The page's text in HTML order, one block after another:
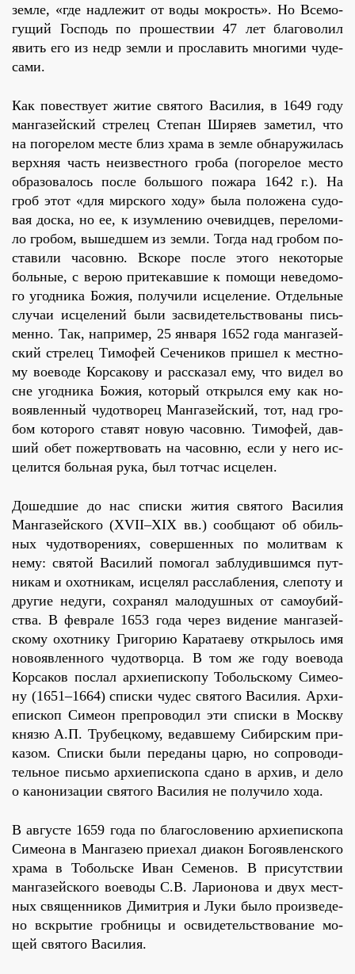
зем­ле, «где над­ле­жит от во­ды мок­рость». Но Все­мо­
гу­щий Гос­подь по про­ше­ствии 47 лет бла­го­во­лил
явить его из недр зем­ли и про­сла­вить мно­ги­ми чу­де­
са­ми.
Как по­вест­ву­ет жи­тие свя­то­го Ва­си­лия, в 1649 го­ду
ман­га­зей­ский стре­лец Сте­пан Ши­ря­ев за­ме­тил, что
на по­го­ре­лом ме­сте близ хра­ма в зем­ле об­на­ру­жи­лась
верх­няя часть неиз­вест­но­го гро­ба (по­го­ре­лое ме­сто
об­ра­зо­ва­лось по­сле боль­шо­го по­жа­ра 1642 г.). На
гроб этот «для мир­ско­го хо­ду» бы­ла по­ло­же­на су­до­
вая дос­ка, но ее, к изум­ле­нию оче­вид­цев, пе­ре­ло­ми­
ло гро­бом, вы­шед­шем из зем­ли. То­гда над гро­бом по­
ста­ви­ли ча­сов­ню. Вско­ре по­сле это­го неко­то­рые
боль­ные, с ве­рою при­те­кав­шие к по­мо­щи неве­до­мо­
го угод­ни­ка Бо­жия, по­лу­чи­ли ис­це­ле­ние. От­дель­ные
слу­чаи ис­це­ле­ний бы­ли за­сви­де­тель­ство­ва­ны пись­
мен­но. Так, на­при­мер, 25 ян­ва­ря 1652 го­да ман­га­зей­
ский стре­лец Ти­мо­фей Се­че­ни­ков при­шел к мест­но­
му во­е­во­де Кор­са­ко­ву и рас­ска­зал ему, что ви­дел во
сне угод­ни­ка Бо­жия, ко­то­рый от­крыл­ся ему как но­
во­яв­лен­ный чу­до­тво­рец Ман­га­зей­ский, тот, над гро­
бом ко­то­ро­го ста­вят но­вую ча­сов­ню. Ти­мо­фей, дав­
ший обет по­жерт­во­вать на ча­сов­ню, ес­ли у него ис­
це­лит­ся боль­ная ру­ка, был тот­час ис­це­лен.
До­шед­шие до нас спис­ки жи­тия свя­то­го Ва­си­лия
Ман­га­зей­ско­го (XVII–XIX вв.) со­об­ща­ют об обиль­
ных чу­до­тво­ре­ни­ях, со­вер­шен­ных по мо­лит­вам к
нему: свя­той Ва­си­лий по­мо­гал за­блу­див­шим­ся пут­
ни­кам и охот­ни­кам, ис­це­лял рас­слаб­ле­ния, сле­по­ту и
дру­гие неду­ги, со­хра­нял ма­ло­душ­ных от са­мо­убий­
ства. В фев­ра­ле 1653 го­да через ви­де­ние ман­га­зей­
ско­му охот­ни­ку Гри­го­рию Ка­ра­та­е­ву от­кры­лось имя
но­во­яв­лен­но­го чу­до­твор­ца. В том же го­ду во­е­во­да
Кор­са­ков по­слал ар­хи­епи­ско­пу То­боль­ско­му Си­мео­
ну (1651–1664) спис­ки чу­дес свя­то­го Ва­си­лия. Ар­хи­
епи­скоп Си­ме­он пре­про­во­дил эти спис­ки в Моск­ву
кня­зю А.П. Тру­бец­ко­му, ве­дав­ше­му Си­бир­ским при­
ка­зом. Спис­ки бы­ли пе­ре­да­ны ца­рю, но со­про­во­ди­
тель­ное пись­мо ар­хи­епи­ско­па сда­но в ар­хив, и де­ло
о ка­но­ни­за­ции свя­то­го Ва­си­лия не по­лу­чи­ло хо­да.
В ав­гу­сте 1659 го­да по бла­го­сло­ве­нию ар­хи­епи­ско­па
Си­мео­на в Ман­га­зею при­е­хал диа­кон Бо­го­яв­лен­ско­го
хра­ма в То­боль­ске Иван Се­ме­нов. В при­сут­ствии
ман­га­зей­ско­го во­е­во­ды С.В. Ла­ри­о­но­ва и двух мест­
ных свя­щен­ни­ков Ди­мит­рия и Лу­ки бы­ло про­из­ве­де­
но вскры­тие гроб­ни­цы и осви­де­тель­ство­ва­ние мо­
щей свя­то­го Ва­си­лия.